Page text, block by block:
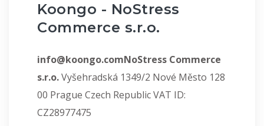
Koongo - NoStress
Commerce s.r.o.
info@koongo.comNoStress Commerce
s.r.o.Vyšehradská 1349/2 Nové Město 128
00 Prague Czech Republic VAT ID:
CZ28977475